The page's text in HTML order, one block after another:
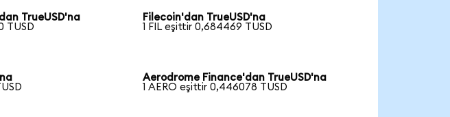
TrueUSD'na
TUSD
Filecoin'dan TrueUSD'na
1 FIL eşittir 0,684469 TUSD
Aerodrome Finance'dan TrueUSD'na
1 AERO eşittir 0,446078 TUSD